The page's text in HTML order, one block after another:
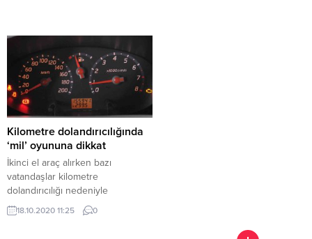
Kilometre dolandırıcılığında
‘mil’ oyununa dikkat
İkinci el araç alırken bazı
vatandaşlar kilometre
dolandırıcılığı nedeniyle
mağduriyet yaşayabiliyor.
Dolandırıcılar satılan otomobilin
18.10.2020 11:25 0